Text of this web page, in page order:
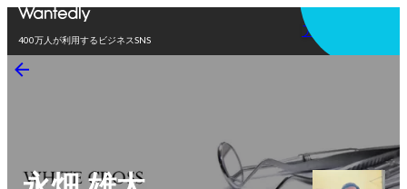
400万人が利用するビジネスSNS
アプリを使う